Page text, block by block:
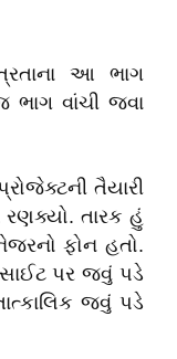
આ ભાગ
ભાગ વાંચી જવા
તૈયારી
રણક્યો. તારક હું
ફોન હતો.
પર જવું પડે
જવું પડે